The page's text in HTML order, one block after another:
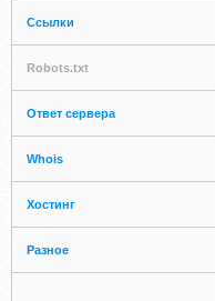
Ссылки
Robots.txt
Ответ сервера
Whois
Хостинг
Разное